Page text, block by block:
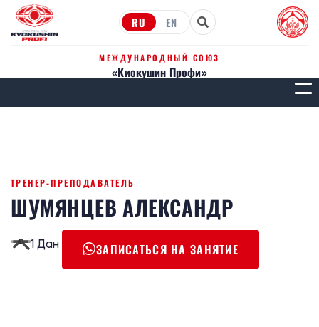
RU EN
МЕЖДУНАРОДНЫЙ СОЮЗ
«Киокушин Профи»
ТРЕНЕР-ПРЕПОДАВАТЕЛЬ
ШУМЯНЦЕВ АЛЕКСАНДР
1 Дан ЗАПИСАТЬСЯ НА ЗАНЯТИЕ